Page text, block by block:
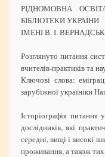
РІДНОМОВНА
БІБЛІОТЕКИ УКРАЇНИ
ІМЕНІ В. І.
Розглянуто питання
вчителів-практиків та
Ключові слова:
зарубіжної україніки
Історіографія питання
дослідників, які
середні, вищі і високі
проживання, а також